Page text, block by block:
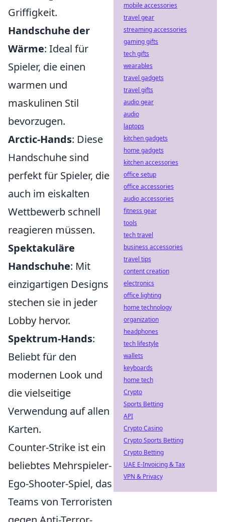
Griffigkeit.
Handschuhe der
Wärme: Ideal für
Spieler, die einen
warmen und
maskulinen Stil
bevorzugen.
Arctic-Hands: Diese
Handschuhe sind
perfekt für Spieler, die
auch im eiskalten
Wettbewerb schnell
reagieren müssen.
Spektakuläre
Handschuhe: Mit
einzigartigen Designs
stechen sie in jeder
Lobby hervor.
Spektrum-Hands:
Beliebt für den
modernen Look und
die vielseitige
Verwendung auf allen
Karten.
Counter-Strike ist ein
beliebtes Mehrspieler-
Ego-Shooter-Spiel, das
Teams von Terroristen
mobile accessories
travel gear
streaming accessories
gaming gifts
tech gifts
wearables
travel gadgets
travel gifts
audio gear
audio
laptops
kitchen gadgets
home gadgets
kitchen accessories
office setup
office accessories
audio accessories
fitness gear
tools
tech travel
business accessories
travel tips
content creation
electronics
office lighting
home technology
organization
headphones
tech lifestyle
wallets
keyboards
home tech
Crypto
Sports Betting
API
Crypto Casino
Crypto Sports Betting
Crypto Betting
UAE E-Invoicing & Tax
VPN & Privacy